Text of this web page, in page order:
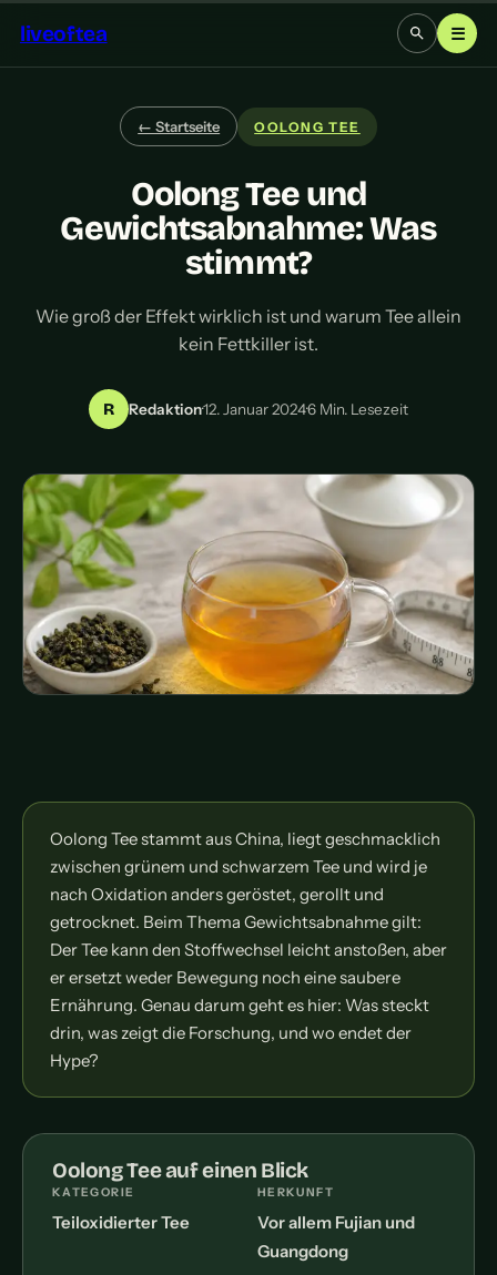
liveoftea ☰
← Startseite OOLONG TEE
Oolong Tee und
Gewichtsabnahme: Was
stimmt?
Wie groß der Effekt wirklich ist und warum Tee allein
kein Fettkiller ist.
R Redaktion·12. Januar 2024·6 Min. Lesezeit
Oolong Tee stammt aus China, liegt geschmacklich
zwischen grünem und schwarzem Tee und wird je
nach Oxidation anders geröstet, gerollt und
getrocknet. Beim Thema Gewichtsabnahme gilt:
Der Tee kann den Stoffwechsel leicht anstoßen, aber
er ersetzt weder Bewegung noch eine saubere
Ernährung. Genau darum geht es hier: Was steckt
drin, was zeigt die Forschung, und wo endet der
Hype?
Oolong Tee auf einen Blick
KATEGORIE
Teiloxidierter Tee
HERKUNFT
Vor allem Fujian und
Guangdong